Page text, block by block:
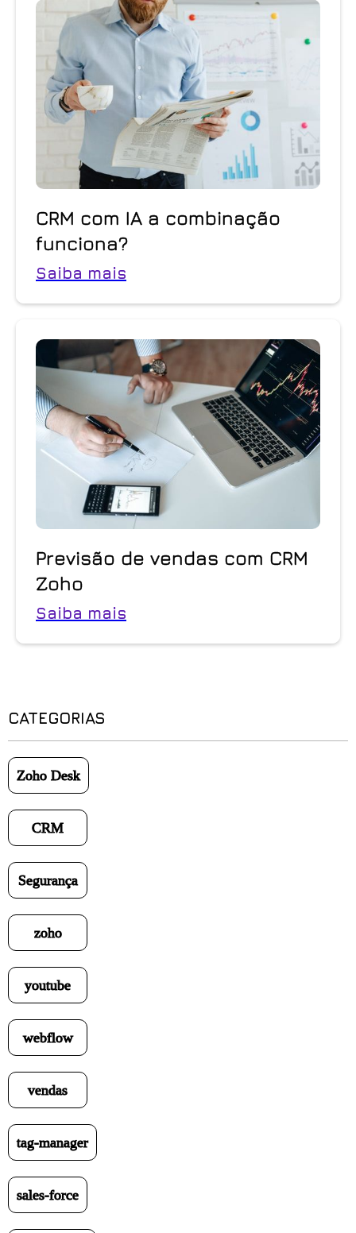
CRM com IA a combinação
funciona?
Saiba mais
Previsão de vendas com CRM
Zoho
Saiba mais
CATEGORIAS
Zoho Desk
CRM
Segurança
zoho
youtube
webflow
vendas
tag-manager
sales-force